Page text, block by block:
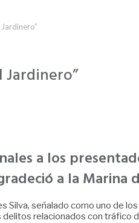
Jardinero”
a los
a la Marina
señalado como uno de
relacionados con tráfico